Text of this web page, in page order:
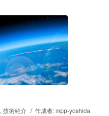
, 技術紹介 / 作成者:mpp-yoshida